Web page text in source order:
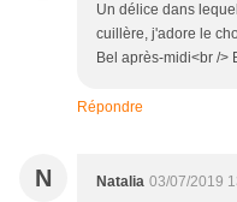
Un délice dans
cuillère, j'adore le
Bel après-midi<br />
Répondre
N Natalia 03/07/2019